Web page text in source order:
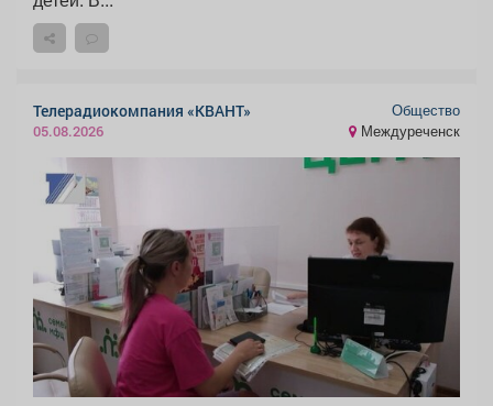
Телерадиокомпания «КВАНТ»
05.08.2026
Общество
Междуреченск